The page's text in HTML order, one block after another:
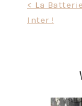
Navigation
< La
Inter !